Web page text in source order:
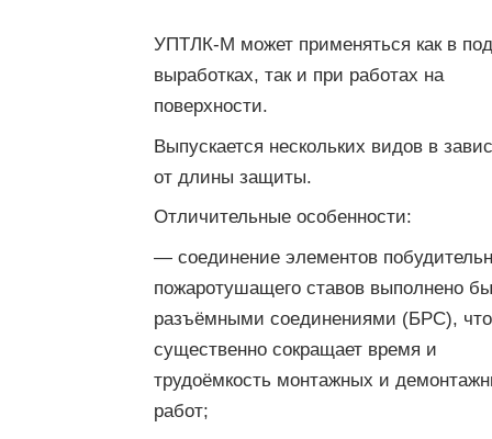
УПТЛК-М может применяться как в
выработках, так и при работах на
поверхности.
Выпускается нескольких видов в
от длины защиты.
Отличительные особенности:
— соединение элементов
пожаротушащего ставов выполнено
разъёмными соединениями (БРС), что
существенно сокращает время и
трудоёмкость монтажных и
работ;